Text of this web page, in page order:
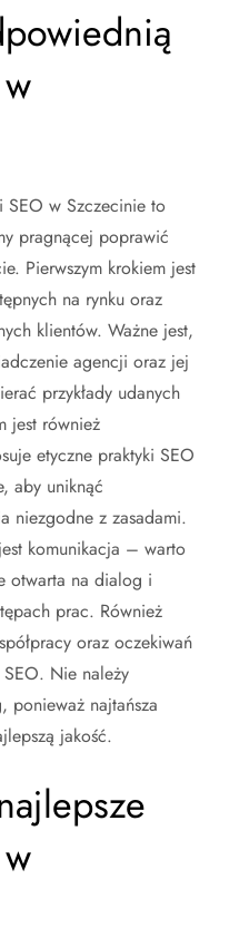
w Szczecinie to
pragnącej poprawić
Pierwszym krokiem jest
na rynku oraz
klientów. Ważne jest,
agencji oraz jej
przykłady udanych
jest również
etyczne praktyki SEO
aby uniknąć
niezgodne z zasadami.
komunikacja – warto
otwarta na dialog i
prac. Również
oraz oczekiwań
Nie należy
ponieważ najtańsza
jakość.